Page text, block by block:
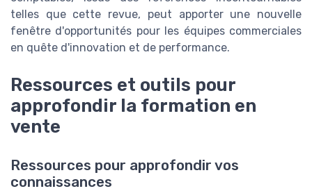
telles que cette revue, peut apporter une nouvelle
fenêtre d'opportunités pour les équipes commerciales
en quête d'innovation et de performance.
Ressources et outils pour
approfondir la formation en
vente
Ressources pour approfondir vos
connaissances